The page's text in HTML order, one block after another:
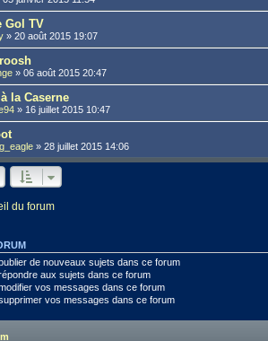
Gol TV
»20 août 2015 19:07
»06 août 2015 20:47
la Caserne
» 16 juillet 2015 10:47
»28 juillet 2015 14:06
du forum
de nouveaux sujets dans ce forum
aux sujets dans ce forum
vos messages dans ce forum
vos messages dans ce forum